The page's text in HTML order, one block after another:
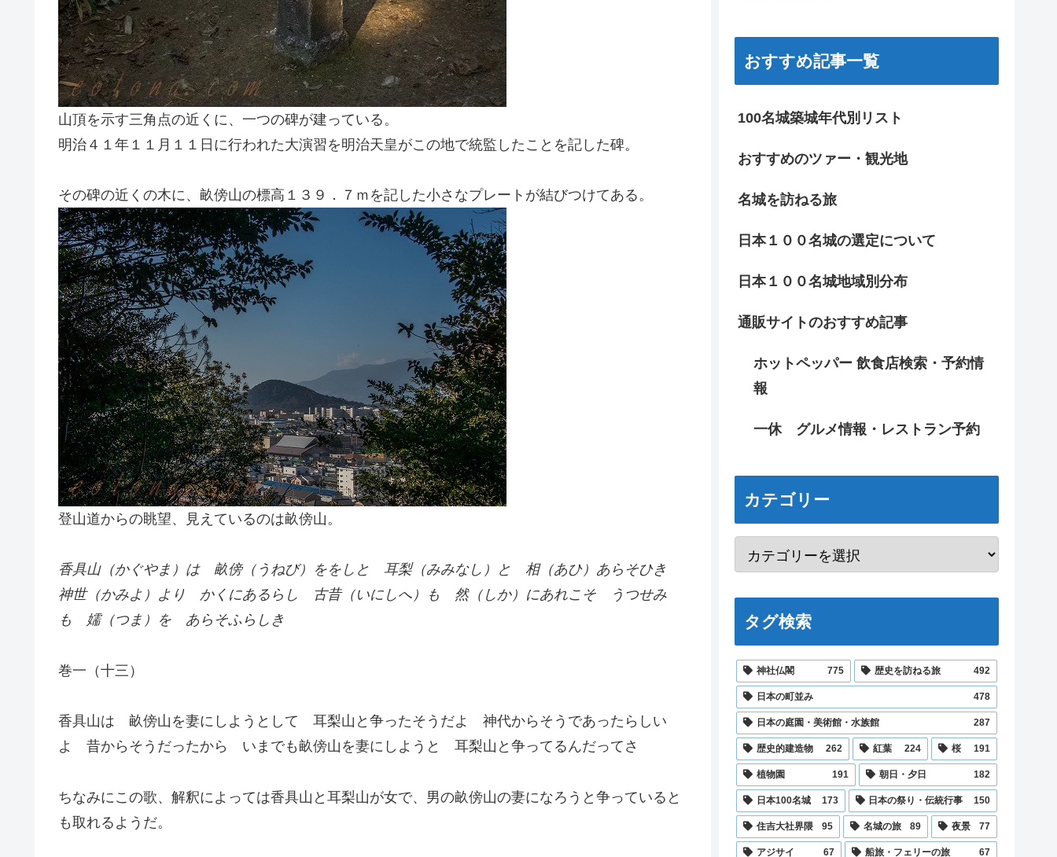
山頂を示す三角点の近くに、一つの碑が建っている。
明治４１年１１月１１日に行われた大演習を明治天皇がこの地で統監したことを記した碑。
その碑の近くの木に、畝傍山の標高１３９．７ｍを記した小さなプレートが結びつけてある。
登山道からの眺望、見えているのは畝傍山。
香具山（かぐやま）は 畝傍（うねび）ををしと 耳梨（みみなし）と 相（あひ）あらそひき
神世（かみよ）より かくにあるらし 古昔（いにしへ）も 然（しか）にあれこそ うつせみ
も 嬬（つま）を あらそふらしき
巻一（十三）
香具山は 畝傍山を妻にしようとして 耳梨山と争ったそうだよ 神代からそうであったらしい
よ 昔からそうだったから いまでも畝傍山を妻にしようと 耳梨山と争ってるんだってさ
ちなみにこの歌、解釈によっては香具山と耳梨山が女で、男の畝傍山の妻になろうと争っていると
も取れるようだ。
おすすめ記事一覧
100名城築城年代別リスト
おすすめのツァー・観光地
名城を訪ねる旅
日本１００名城の選定について
日本１００名城地域別分布
通販サイトのおすすめ記事
ホットペッパー 飲食店検索・予約情
報
一休 グルメ情報・レストラン予約
カテゴリー
タグ検索
神社仏閣 775 歴史を訪ねる旅 492
日本の町並み 478
日本の庭園・美術館・水族館 287
歴史的建造物 262 紅葉 224 桜 191
植物園 191 朝日・夕日 182
日本100名城 173 日本の祭り・伝統行事 150
住吉大社界隈 95 名城の旅 89 夜景 77
アジサイ 67 船旅・フェリーの旅 67